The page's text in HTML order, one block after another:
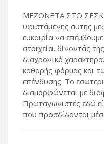
ΜΕΖΟΝΕΤΑ ΣΤΟ
υφιστάμενης αυτής
ευκαιρία να
στοιχεία, δίνοντάς
διαχρονικό
καθαρής φόρμας και
επένδυσης. Το
διαμορφώνεται με
Πρωταγωνιστές εδώ
που προσδίδονται